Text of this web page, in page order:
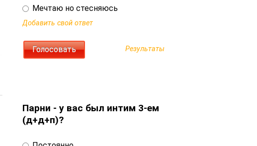
Мечтаю но стесняюсь
Добавить свой ответ
Результаты
Парни - у вас был интим 3-ем
(д+д+п)?